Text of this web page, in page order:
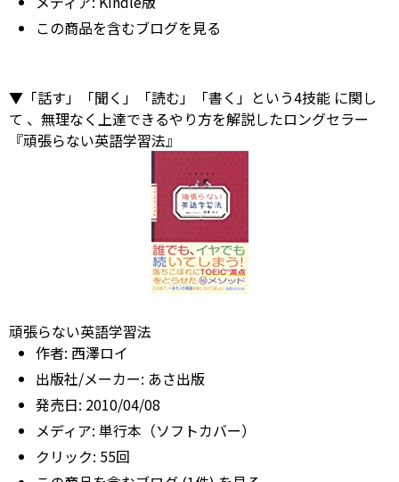
この商品を含むブログを見る
▼「話す」「聞く」「読む」「書く」という4技能 に関し
て 、無理なく上達できるやり方を解説したロングセラー
『頑張らない英語学習法』
頑張らない英語学習法
作者: 西澤ロイ
出版社/メーカー: あさ出版
発売日: 2010/04/08
メディア: 単行本（ソフトカバー）
クリック: 55回